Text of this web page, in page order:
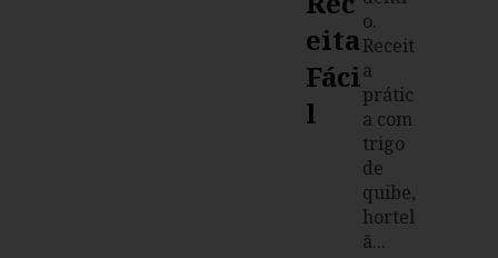
Eita
Fáci
L
o.
Receit
a
prátic
a com
trigo
de
quibe,
hortel
ã...